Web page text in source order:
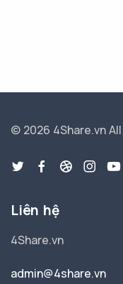
© 2026 4Share.vn
Liên hệ
4Share.vn
admin@4share.vn